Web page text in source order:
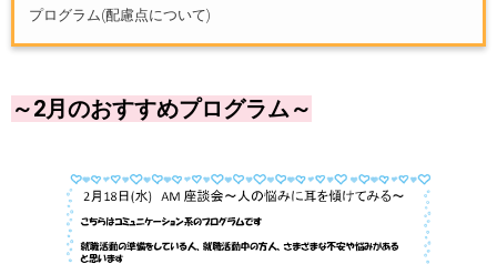
プログラム(配慮点について)
～2月のおすすめプログラム～